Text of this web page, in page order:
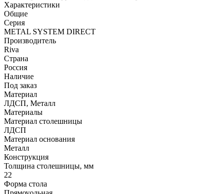
Характеристики
Общие
Серия
METAL SYSTEM DIRECT
Производитель
Riva
Страна
Россия
Наличие
Под заказ
Материал
ЛДСП, Металл
Материалы
Материал столешницы
ЛДСП
Материал основания
Металл
Конструкция
Толщина столешницы, мм
22
Форма стола